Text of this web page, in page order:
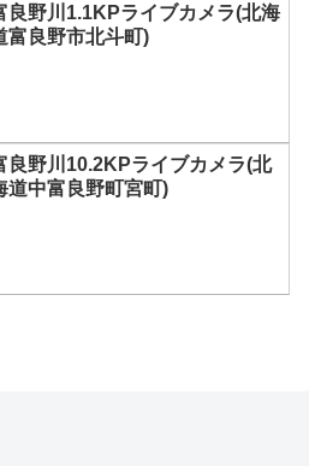
良野川1.1KPライブカメラ(北海
富良野市北斗町)
良野川10.2KPライブカメラ(北
道中富良野町宮町)